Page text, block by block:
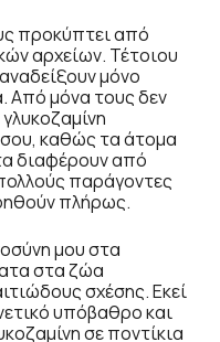
προκύπτει από
αρχείων. Τέτοιου
μόνο
Από μόνα τους δεν
καθώς τα άτομα
διαφέρουν από
παράγοντες
πλήρως.
μου στα
στα ζώα
σχέσης. Εκεί
υπόβαθρο και
σε ποντίκια